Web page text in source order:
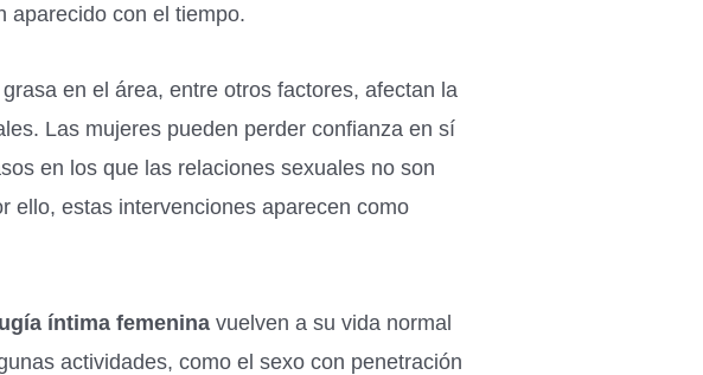
aparecido con el tiempo.
en el área, entre otros factores, afectan la
Las mujeres pueden perder confianza en sí
en los que las relaciones sexuales no son
ello, estas intervenciones aparecen como
íntima femeninavuelven a su vida normal
actividades, como el sexo con penetración